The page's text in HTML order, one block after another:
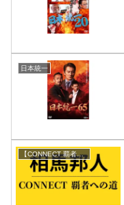
日本統一
【CONNECT 覇者への道】登場人物/組織